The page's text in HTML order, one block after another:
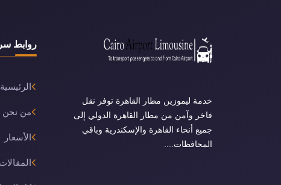
خدمة ليموزين مطار القاهرة توفر نقل
فاخر وآمن من مطار القاهرة الدولي إلى
جميع أنحاء القاهرة والإسكندرية وباقي
المحافظات....
روابط
الرئيسية
من نحن
الأسعار
المقالات